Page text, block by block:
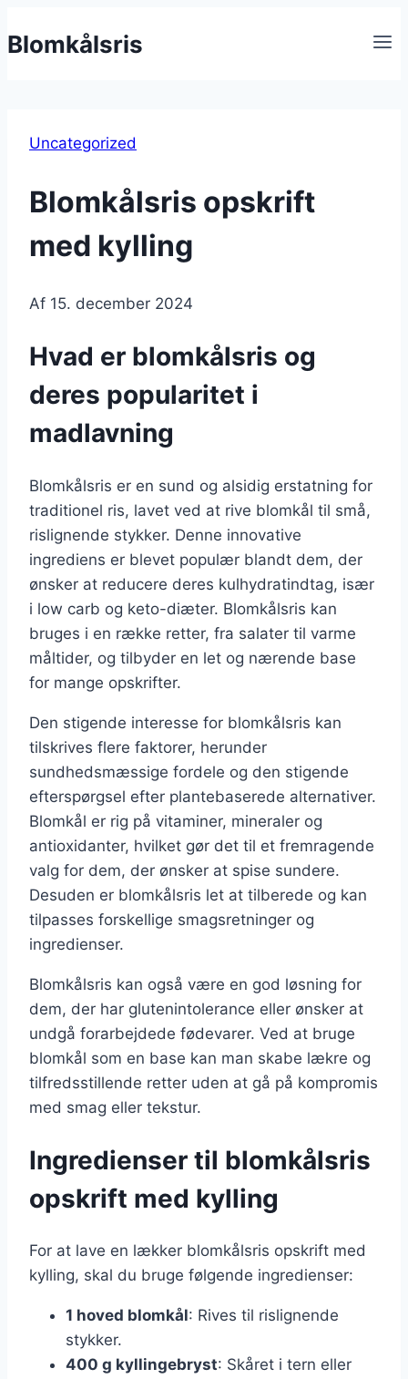
til
Blomkålsris
Uncategorized
Blomkålsris opskrift
med kylling
Af 15. december 2024
Hvad er blomkålsris og
deres popularitet i
madlavning
Blomkålsris er en sund og alsidig erstatning for
traditionel ris, lavet ved at rive blomkål til små,
rislignende stykker. Denne innovative
ingrediens er blevet populær blandt dem, der
ønsker at reducere deres kulhydratindtag, især
i low carb og keto-diæter. Blomkålsris kan
bruges i en række retter, fra salater til varme
måltider, og tilbyder en let og nærende base
for mange opskrifter.
Den stigende interesse for blomkålsris kan
tilskrives flere faktorer, herunder
sundhedsmæssige fordele og den stigende
efterspørgsel efter plantebaserede alternativer.
Blomkål er rig på vitaminer, mineraler og
antioxidanter, hvilket gør det til et fremragende
valg for dem, der ønsker at spise sundere.
Desuden er blomkålsris let at tilberede og kan
tilpasses forskellige smagsretninger og
ingredienser.
Blomkålsris kan også være en god løsning for
dem, der har glutenintolerance eller ønsker at
undgå forarbejdede fødevarer. Ved at bruge
blomkål som en base kan man skabe lækre og
tilfredsstillende retter uden at gå på kompromis
med smag eller tekstur.
Ingredienser til blomkålsris
opskrift med kylling
For at lave en lækker blomkålsris opskrift med
kylling, skal du bruge følgende ingredienser:
1 hoved blomkål: Rives til rislignende
stykker.
400 g kyllingebryst: Skåret i tern eller